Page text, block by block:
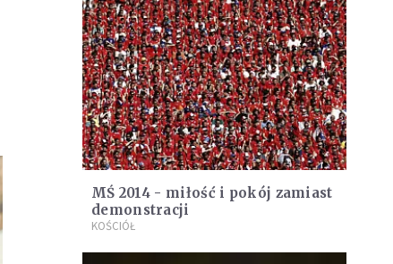
MŚ 2014 - miłość i pokój zamiast
demonstracji
KOŚCIÓŁ